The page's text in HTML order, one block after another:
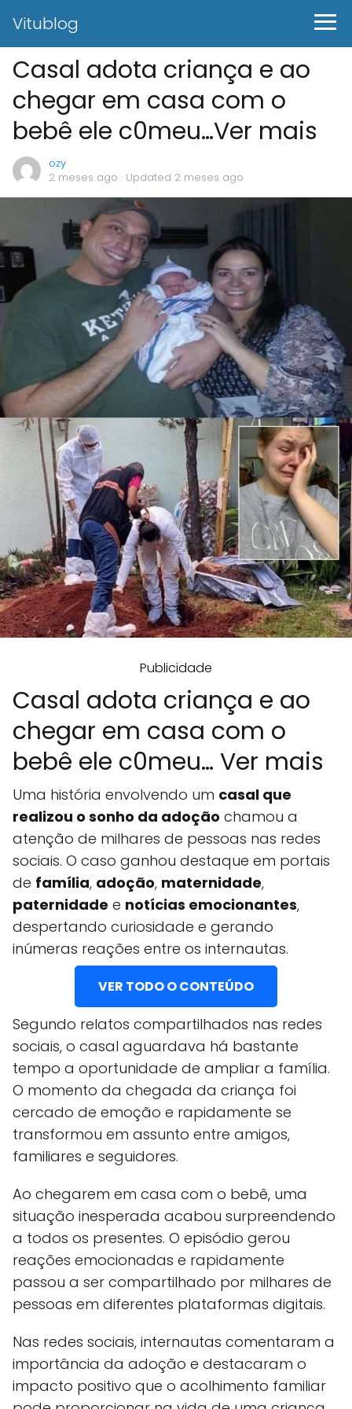
Vitublog
Casal adota criança e ao
chegar em casa com o
bebê ele c0meu…Ver mais
ozy
2 meses ago · Updated 2 meses ago
Publicidade
Casal adota criança e ao
chegar em casa com o
bebê ele c0meu… Ver mais
Uma história envolvendo um casal que
realizou o sonho da adoção chamou a
atenção de milhares de pessoas nas redes
sociais. O caso ganhou destaque em portais
de família, adoção, maternidade,
paternidade e notícias emocionantes,
despertando curiosidade e gerando
inúmeras reações entre os internautas.
VER TODO O CONTEÚDO
Segundo relatos compartilhados nas redes
sociais, o casal aguardava há bastante
tempo a oportunidade de ampliar a família.
O momento da chegada da criança foi
cercado de emoção e rapidamente se
transformou em assunto entre amigos,
familiares e seguidores.
Ao chegarem em casa com o bebê, uma
situação inesperada acabou surpreendendo
a todos os presentes. O episódio gerou
reações emocionadas e rapidamente
passou a ser compartilhado por milhares de
pessoas em diferentes plataformas digitais.
Nas redes sociais, internautas comentaram a
importância da adoção e destacaram o
impacto positivo que o acolhimento familiar